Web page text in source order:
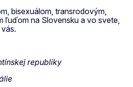
bisexuálom, transrodovým,
ľuďom na Slovensku a vo svete,
republiky